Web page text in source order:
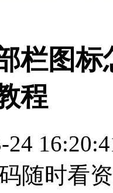
栏图
程
24
随时看